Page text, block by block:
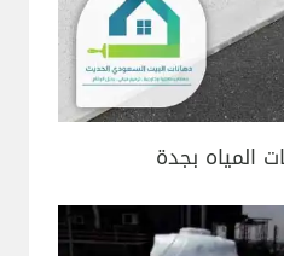
المياه بجدة